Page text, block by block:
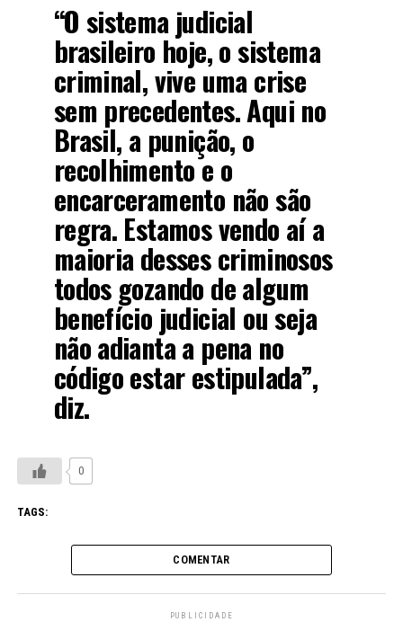
“O sistema judicial
brasileiro hoje, o sistema
criminal, vive uma crise
sem precedentes. Aqui no
Brasil, a punição, o
recolhimento e o
encarceramento não são
regra. Estamos vendo aí a
maioria desses criminosos
todos gozando de algum
benefício judicial ou seja
não adianta a pena no
código estar estipulada”,
diz.
0
TAGS:
COMENTAR
PUBLICIDADE